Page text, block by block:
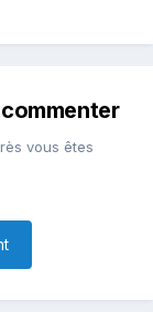
vous êtes